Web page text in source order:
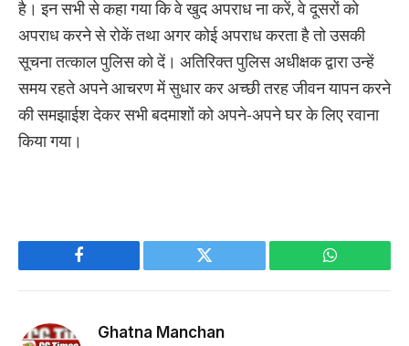
है। इन सभी से कहा गया कि वे खुद अपराध ना करें, वे दूसरों को
अपराध करने से रोकें तथा अगर कोई अपराध करता है तो उसकी
सूचना तत्काल पुलिस को दें। अतिरिक्त पुलिस अधीक्षक द्वारा उन्हें
समय रहते अपने आचरण में सुधार कर अच्छी तरह जीवन यापन करने
की समझाईश देकर सभी बदमाशों को अपने-अपने घर के लिए रवाना
किया गया।
Facebook Twitter WhatsApp
Ghatna Manchan